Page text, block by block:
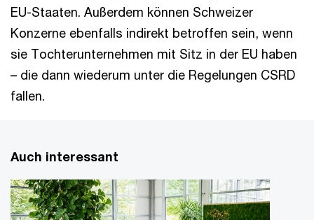
EU-Staaten. Außerdem können Schweizer
Konzerne ebenfalls indirekt betroffen sein, wenn
sie Tochterunternehmen mit Sitz in der EU haben
– die dann wiederum unter die Regelungen CSRD
fallen.
Auch interessant